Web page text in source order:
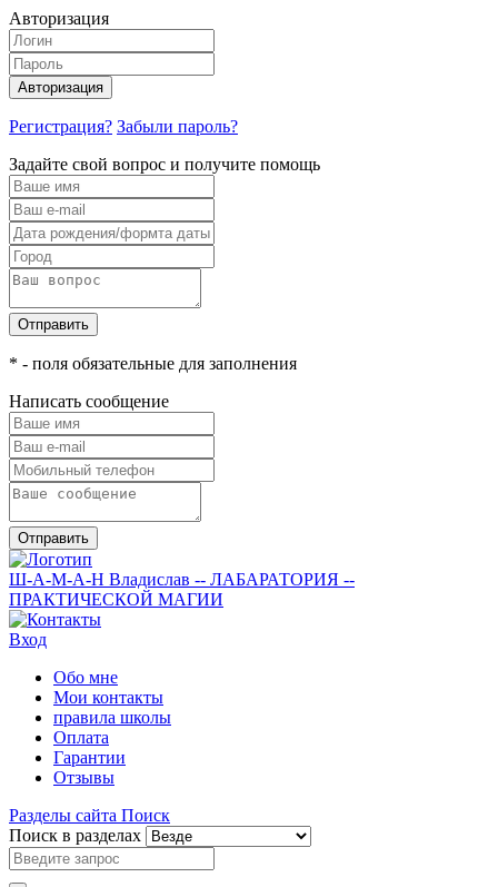
Авторизация
Авторизация
Регистрация? Забыли пароль?
Задайте свой вопрос и получите помощь
Отправить
* - поля обязательные для заполнения
Написать сообщение
Отправить
Ш-А-М-А-Н Владислав -- ЛАБАРАТОРИЯ --
ПРАКТИЧЕСКОЙ МАГИИ
Вход
Обо мне
Мои контакты
правила школы
Оплата
Гарантии
Отзывы
Разделы сайта Поиск
Поиск в разделах